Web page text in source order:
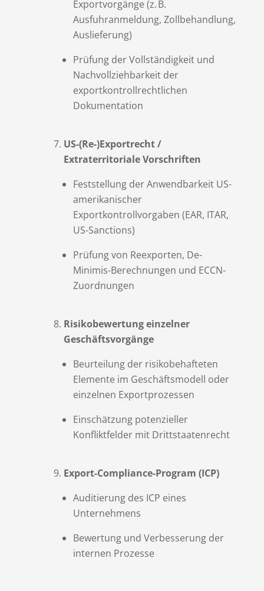
Exportvorgänge (z. B.
Ausfuhranmeldung, Zollbehandlung,
Auslieferung)
Prüfung der Vollständigkeit und
Nachvollziehbarkeit der
exportkontrollrechtlichen
Dokumentation
US-(Re-)Exportrecht /
Extraterritoriale Vorschriften
Feststellung der Anwendbarkeit US-
amerikanischer
Exportkontrollvorgaben (EAR, ITAR,
US-Sanctions)
Prüfung von Reexporten, De-
Minimis-Berechnungen und ECCN-
Zuordnungen
Risikobewertung einzelner
Geschäftsvorgänge
Beurteilung der risikobehafteten
Elemente im Geschäftsmodell oder
einzelnen Exportprozessen
Einschätzung potenzieller
Konfliktfelder mit Drittstaatenrecht
Export-Compliance-Program (ICP)
Auditierung des ICP eines
Unternehmens
Bewertung und Verbesserung der
internen Prozesse